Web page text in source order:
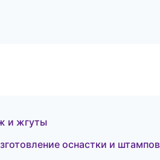
и жгуты
оснастки и штампов